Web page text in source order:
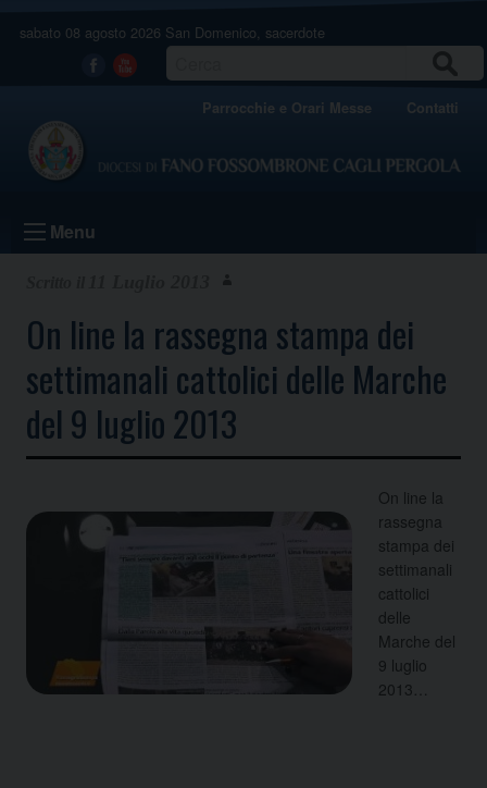
sabato 08 agosto 2026 San Domenico, sacerdote
Facebook
Youtube
Parrocchie e Orari Messe Contatti
Menu
On line la rassegna stampa dei
settimanali cattolici delle Marche
del 9 luglio 2013
On line la
rassegna
stampa dei
settimanali
cattolici
delle
Marche del
9 luglio
2013…